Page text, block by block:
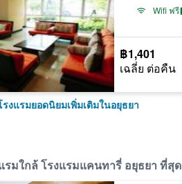
Wifi ฟรี
฿1,401
เฉลี่ย ต่อคืน
รงแรมยอดนิยมเพิ่มเติมในอยุธยา
รมใกล้ โรงแรมแคนทารี่ อยุธยา ที่สุด